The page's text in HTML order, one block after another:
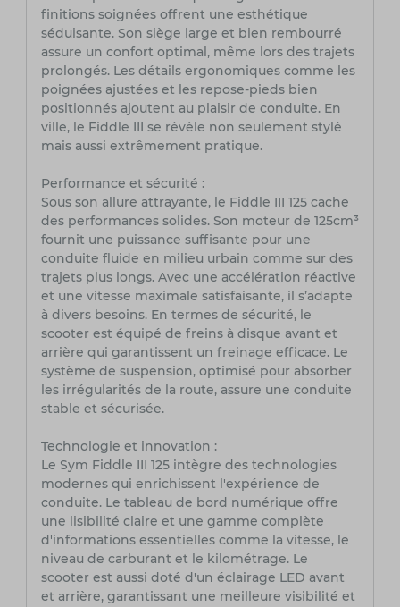
finitions soignées offrent une esthétique
séduisante. Son siège large et bien rembourré
assure un confort optimal, même lors des trajets
prolongés. Les détails ergonomiques comme les
poignées ajustées et les repose-pieds bien
positionnés ajoutent au plaisir de conduite. En
ville, le Fiddle III se révèle non seulement stylé
mais aussi extrêmement pratique.
Performance et sécurité :
Sous son allure attrayante, le Fiddle III 125 cache
des performances solides. Son moteur de 125cm³
fournit une puissance suffisante pour une
conduite fluide en milieu urbain comme sur des
trajets plus longs. Avec une accélération réactive
et une vitesse maximale satisfaisante, il s’adapte
à divers besoins. En termes de sécurité, le
scooter est équipé de freins à disque avant et
arrière qui garantissent un freinage efficace. Le
système de suspension, optimisé pour absorber
les irrégularités de la route, assure une conduite
stable et sécurisée.
Technologie et innovation :
Le Sym Fiddle III 125 intègre des technologies
modernes qui enrichissent l'expérience de
conduite. Le tableau de bord numérique offre
une lisibilité claire et une gamme complète
d'informations essentielles comme la vitesse, le
niveau de carburant et le kilométrage. Le
scooter est aussi doté d'un éclairage LED avant
et arrière, garantissant une meilleure visibilité et